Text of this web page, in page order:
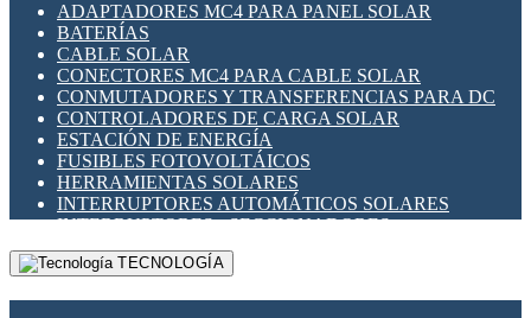
ADAPTADORES MC4 PARA PANEL SOLAR
BATERÍAS
CABLE SOLAR
CONECTORES MC4 PARA CABLE SOLAR
CONMUTADORES Y TRANSFERENCIAS PARA DC
CONTROLADORES DE CARGA SOLAR
ESTACIÓN DE ENERGÍA
FUSIBLES FOTOVOLTÁICOS
HERRAMIENTAS SOLARES
INTERRUPTORES AUTOMÁTICOS SOLARES
INTERRUPTORES - SECCIONADORES
FOTOVOLTÁICOS
MONTAJE PANEL SOLAR
TECNOLOGÍA